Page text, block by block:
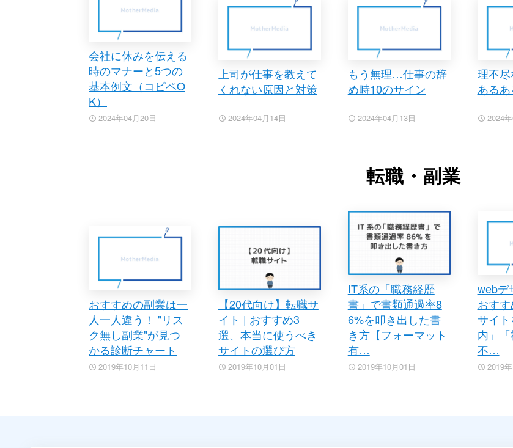
会社に休みを伝える
時のマナーと5つの
基本例文（コピペO
K）
2024年04月20日
上司が仕事を教えて
くれない原因と対策
2024年04月14日
もう無理…仕事の辞
め時10のサイン
2024年04月13日
理不
あるあ
2024
転職・副業
おすすめの副業は一
人一人違う！ "リス
ク無し副業"が見つ
かる診断チャート
2019年10月11日
【20代向け】転職サ
イト | おすすめ3
選、本当に使うべき
サイトの選び方
2019年10月01日
IT系の「職務経歴
書」で書類通過率8
6%を叩き出した書
き方【フォーマット
有…
2019年10月01日
webデ
おす
サイ
内」
不…
2019